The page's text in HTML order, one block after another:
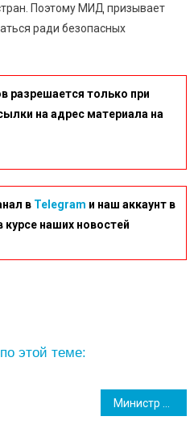
Поэтому МИД призывает
ради безопасных
разрешается только при
на адрес материала на
в Telegram и наш аккаунт в
курсе наших новостей
этой теме: